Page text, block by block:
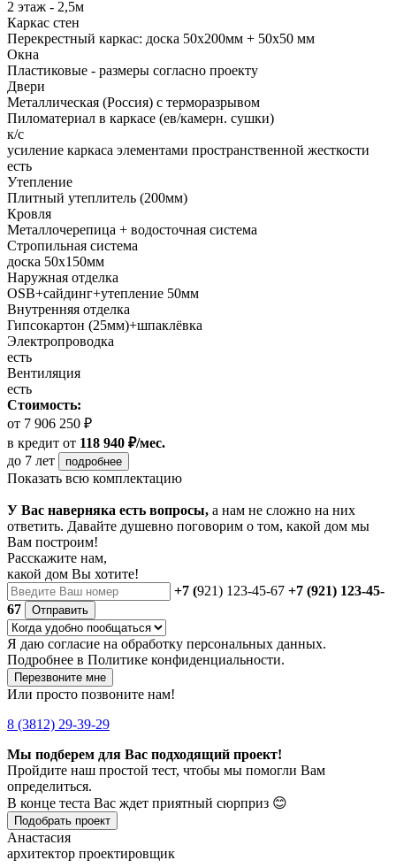
2 этаж - 2,5м
Каркас стен
Перекрестный каркас: доска 50х200мм + 50х50 мм
Окна
Пластиковые - размеры согласно проекту
Двери
Металлическая (Россия) с терморазрывом
Пиломатериал в каркасе (ев/камерн. сушки)
к/с
усиление каркаса элементами пространственной жесткости
есть
Утепление
Плитный утеплитель (200мм)
Кровля
Металлочерепица + водосточная система
Стропильная система
доска 50х150мм
Наружная отделка
OSB+cайдинг+утепление 50мм
Внутренняя отделка
Гипсокартон (25мм)+шпаклёвка
Электропроводка
есть
Вентиляция
есть
Стоимость:
от 7 906 250 ₽
в кредит от 118 940 ₽/мес.
до 7 лет
подробнее
Показать всю комплектацию
У Вас наверняка есть вопросы, а нам не сложно на них
ответить. Давайте душевно поговорим о том, какой дом мы
Вам построим!
Расскажите нам,
какой дом Вы хотите!
+7 (921) 123-45-67 +7 (921) 123-45-
67
Отправить
Я даю согласие на обработку персональных данных.
Подробнее в Политике конфиденциальности.
Перезвоните мне
Или просто позвоните нам!
8 (3812) 29-39-29
Мы подберем для Вас подходящий проект!
Пройдите наш простой тест, чтобы мы помогли Вам
определиться.
В конце теста Вас ждет приятный сюрприз 😊
Подобрать проект
Анастасия
архитектор проектировщик